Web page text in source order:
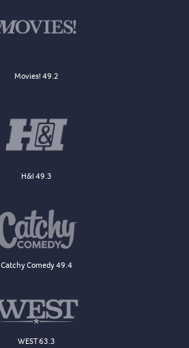
Movies! 49.2
H&I 49.3
Catchy Comedy 49.4
WEST 63.3